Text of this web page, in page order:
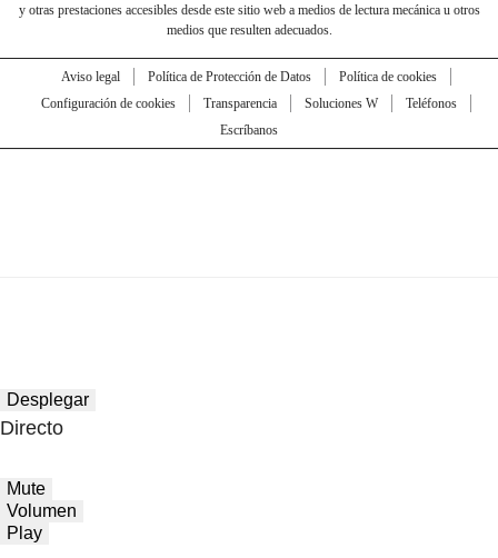
y otras prestaciones accesibles desde este sitio web a medios de lectura mecánica u otros
medios que resulten adecuados.
Aviso legal Política de Protección de Datos
Política de cookies
Configuración de cookies
Transparencia Soluciones W
Teléfonos
Escríbanos
Desplegar
Directo
Mute
Volumen
Play